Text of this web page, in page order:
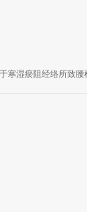
寒湿瘀阻经络所致